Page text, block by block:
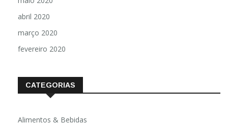
abril 2020
março 2020
fevereiro 2020
CATEGORIAS
Alimentos & Bebidas